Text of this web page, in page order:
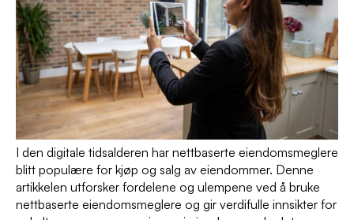
I den digitale tidsalderen har nettbaserte eiendomsmeglere
blitt populære for kjøp og salg av eiendommer. Denne
artikkelen utforsker fordelene og ulempene ved å bruke
nettbaserte eiendomsmeglere og gir verdifulle innsikter for